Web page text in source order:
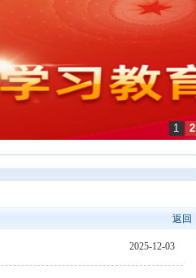
1 2
返回
2025-12-03